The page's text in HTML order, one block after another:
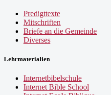
Predigttexte
Mitschriften
Briefe an die Gemeinde
Diverses
Lehrmaterialien
Internetbibelschule
Internet Bible School